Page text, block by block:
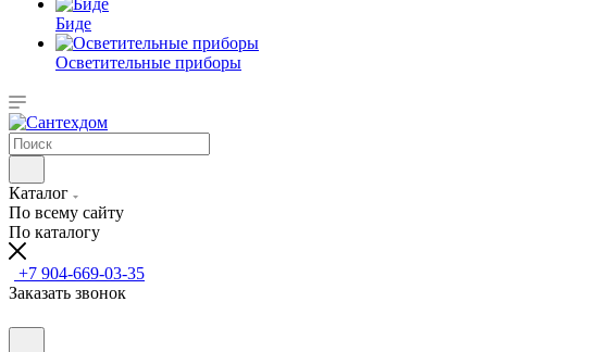
Биде
Осветительные приборы
Каталог
По всему сайту
По каталогу
+7 904-669-03-35
Заказать звонок